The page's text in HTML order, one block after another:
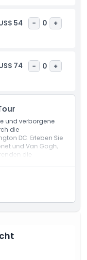
bietet ein
Erlebnis. Es
Attraktionen
54 - 0 +
74 - 0 +
und verborgene
die
DC. Erleben Sie
und Van Gogh,
die